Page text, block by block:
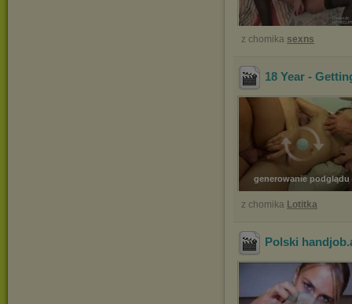
z chomika sexns
18 Year -
generowanie podglądu
z chomika Lotitka
Polski handjob